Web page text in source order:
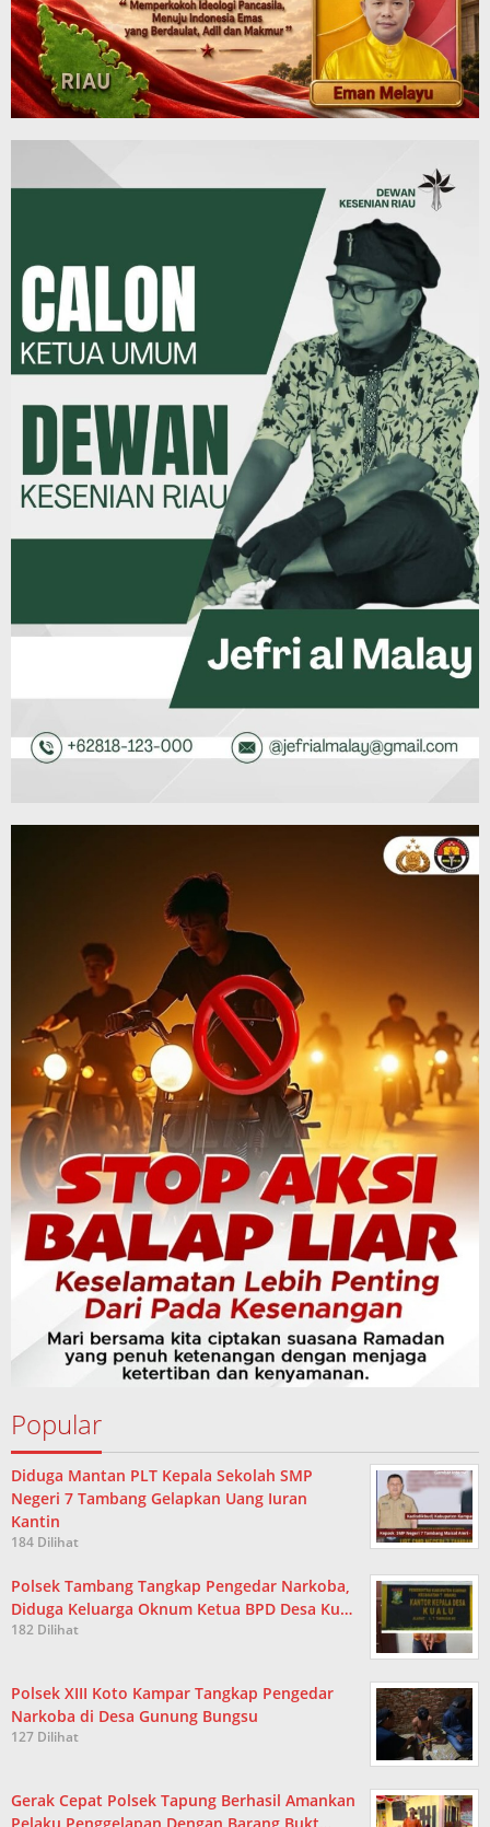
Popular
Diduga Mantan PLT Kepala Sekolah SMP
Negeri 7 Tambang Gelapkan Uang Iuran
Kantin
184 Dilihat
Polsek Tambang Tangkap Pengedar Narkoba,
Diduga Keluarga Oknum Ketua BPD Desa Ku…
182 Dilihat
Polsek XIII Koto Kampar Tangkap Pengedar
Narkoba di Desa Gunung Bungsu
127 Dilihat
Gerak Cepat Polsek Tapung Berhasil Amankan